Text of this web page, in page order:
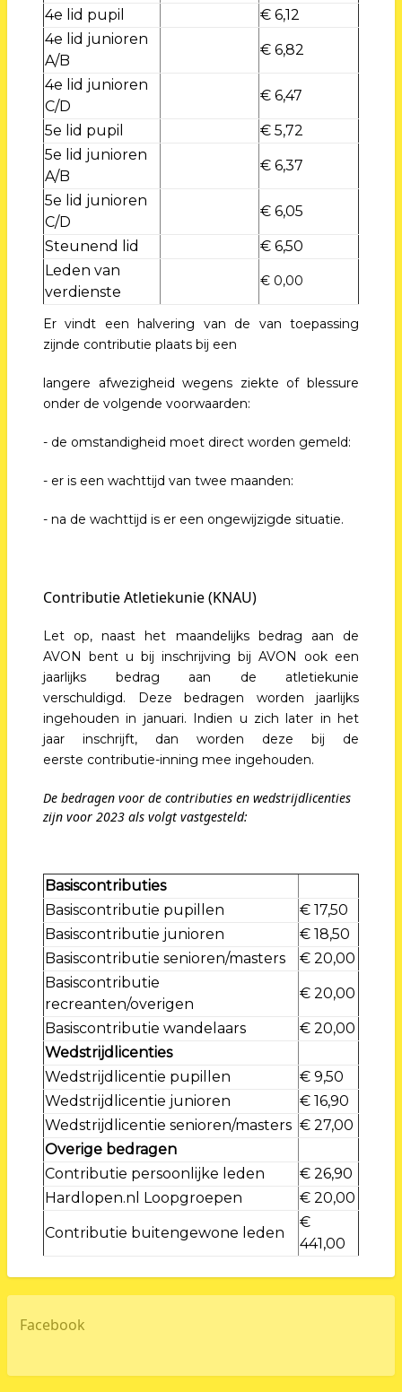
4e lid pupil
€ 6,12
4e lid junioren
A/B
€ 6,82
4e lid junioren
C/D
€ 6,47
5e lid pupil
€ 5,72
5e lid junioren
A/B
€ 6,37
5e lid junioren
C/D
€ 6,05
Steunend lid
€ 6,50
Leden van
verdienste
€ 0,00
Er vindt een halvering van de van toepassing
zijnde contributie plaats bij een
langere afwezigheid wegens ziekte of blessure
onder de volgende voorwaarden:
- de omstandigheid moet direct worden gemeld:
- er is een wachttijd van twee maanden:
- na de wachttijd is er een ongewijzigde situatie.
Contributie Atletiekunie (KNAU)
Let op, naast het maandelijks bedrag aan de
AVON bent u bij inschrijving bij AVON ook een
jaarlijks bedrag aan de atletiekunie
verschuldigd. Deze bedragen worden jaarlijks
ingehouden in januari. Indien u zich later in het
jaar inschrijft, dan worden deze bij de
eerste contributie-inning mee ingehouden.
De bedragen voor de contributies en wedstrijdlicenties
zijn voor 2023 als volgt vastgesteld:
Basiscontributies
Basiscontributie pupillen
€ 17,50
Basiscontributie junioren
€ 18,50
Basiscontributie senioren/masters
€ 20,00
Basiscontributie
recreanten/overigen
€ 20,00
Basiscontributie wandelaars
€ 20,00
Wedstrijdlicenties
Wedstrijdlicentie pupillen
€ 9,50
Wedstrijdlicentie junioren
€ 16,90
Wedstrijdlicentie senioren/masters € 27,00
Overige bedragen
Contributie persoonlijke leden
€ 26,90
Hardlopen.nl Loopgroepen
€ 20,00
Contributie buitengewone leden
€
441,00
Facebook